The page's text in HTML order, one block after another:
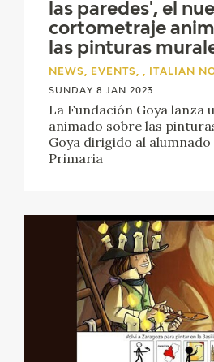
las paredes', el
cortometraje
las pinturas
NEWS, EVENTS, , ITALIAN
SUNDAY 8 JAN 2023
La Fundación Goya
animado sobre las
Goya dirigido al
Primaria